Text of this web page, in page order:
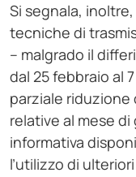
Si segnala,
tecniche di
– malgrado il
dal 25 febbraio al
parziale riduzione
relative al mese di
informativa
l’utilizzo di